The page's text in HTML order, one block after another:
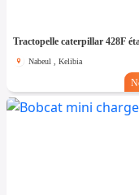
Tractopelle caterpillar 428F
Nabeul , Kelibia